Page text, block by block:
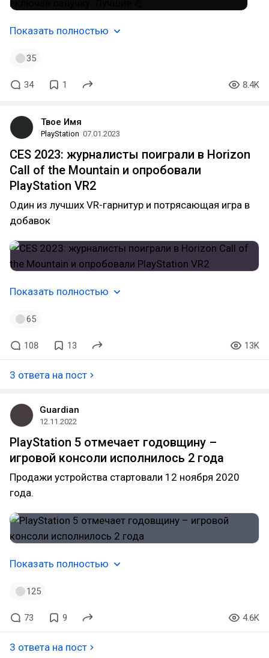
Показать полностью
35
34 1 8.4K
Твое Имя
PlayStation 07.01.2023
CES 2023: журналисты поиграли в Horizon
Call of the Mountain и опробовали
PlayStation VR2
Один из лучших VR-гарнитур и потрясающая игра в
добавок
Показать полностью
65
108 13 13K
3 ответа на пост
Guardian
12.11.2022
PlayStation 5 отмечает годовщину –
игровой консоли исполнилось 2 года
Продажи устройства стартовали 12 ноября 2020
года.
Показать полностью
125
73 9 4.6K
3 ответа на пост